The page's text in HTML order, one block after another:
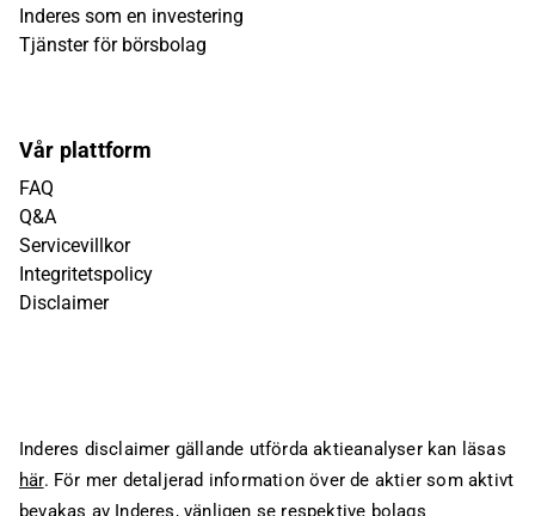
Inderes som en investering
Tjänster för börsbolag
Vår plattform
FAQ
Q&A
Servicevillkor
Integritetspolicy
Disclaimer
Inderes disclaimer gällande utförda aktieanalyser kan läsas
här. För mer detaljerad information över de aktier som aktivt
bevakas av Inderes, vänligen se respektive bolags